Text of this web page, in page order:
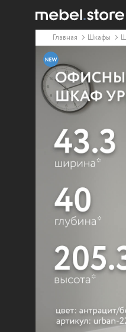
Главная Шкафы